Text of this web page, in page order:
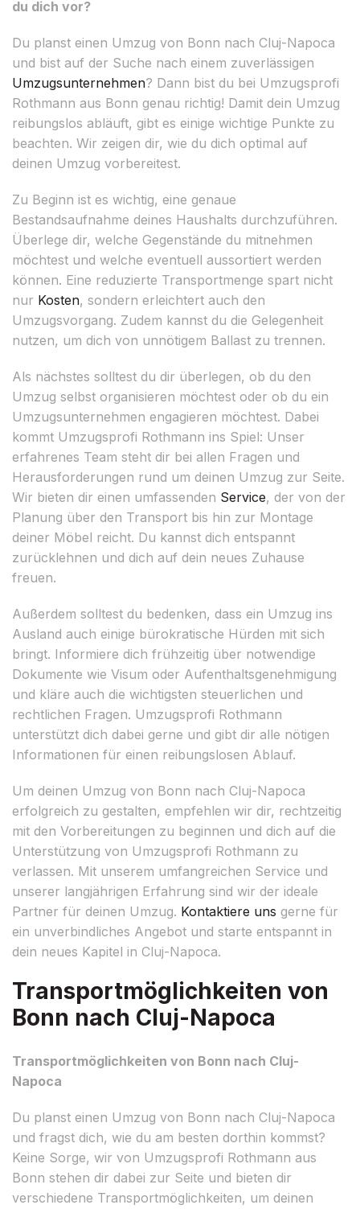
du dich vor?
Du planst einen Umzug von Bonn nach Cluj-Napoca
und bist auf der Suche nach einem zuverlässigen
Umzugsunternehmen? Dann bist du bei Umzugsprofi
Rothmann aus Bonn genau richtig! Damit dein Umzug
reibungslos abläuft, gibt es einige wichtige Punkte zu
beachten. Wir zeigen dir, wie du dich optimal auf
deinen Umzug vorbereitest.
Zu Beginn ist es wichtig, eine genaue
Bestandsaufnahme deines Haushalts durchzuführen.
Überlege dir, welche Gegenstände du mitnehmen
möchtest und welche eventuell aussortiert werden
können. Eine reduzierte Transportmenge spart nicht
nur Kosten, sondern erleichtert auch den
Umzugsvorgang. Zudem kannst du die Gelegenheit
nutzen, um dich von unnötigem Ballast zu trennen.
Als nächstes solltest du dir überlegen, ob du den
Umzug selbst organisieren möchtest oder ob du ein
Umzugsunternehmen engagieren möchtest. Dabei
kommt Umzugsprofi Rothmann ins Spiel: Unser
erfahrenes Team steht dir bei allen Fragen und
Herausforderungen rund um deinen Umzug zur Seite.
Wir bieten dir einen umfassenden Service, der von der
Planung über den Transport bis hin zur Montage
deiner Möbel reicht. Du kannst dich entspannt
zurücklehnen und dich auf dein neues Zuhause
freuen.
Außerdem solltest du bedenken, dass ein Umzug ins
Ausland auch einige bürokratische Hürden mit sich
bringt. Informiere dich frühzeitig über notwendige
Dokumente wie Visum oder Aufenthaltsgenehmigung
und kläre auch die wichtigsten steuerlichen und
rechtlichen Fragen. Umzugsprofi Rothmann
unterstützt dich dabei gerne und gibt dir alle nötigen
Informationen für einen reibungslosen Ablauf.
Um deinen Umzug von Bonn nach Cluj-Napoca
erfolgreich zu gestalten, empfehlen wir dir, rechtzeitig
mit den Vorbereitungen zu beginnen und dich auf die
Unterstützung von Umzugsprofi Rothmann zu
verlassen. Mit unserem umfangreichen Service und
unserer langjährigen Erfahrung sind wir der ideale
Partner für deinen Umzug. Kontaktiere uns gerne für
ein unverbindliches Angebot und starte entspannt in
dein neues Kapitel in Cluj-Napoca.
Transportmöglichkeiten von
Bonn nach Cluj-Napoca
Transportmöglichkeiten von Bonn nach Cluj-
Napoca
Du planst einen Umzug von Bonn nach Cluj-Napoca
und fragst dich, wie du am besten dorthin kommst?
Keine Sorge, wir von Umzugsprofi Rothmann aus
Bonn stehen dir dabei zur Seite und bieten dir
verschiedene Transportmöglichkeiten, um deinen